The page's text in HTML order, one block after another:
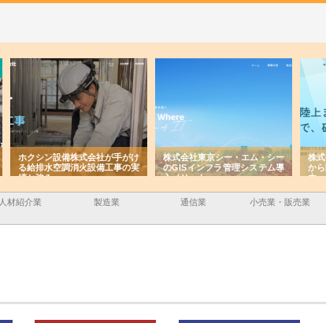
ホクシン設備株式会社が手がけ
る給排水空調消火設備工事の実
績と強み
株式会社東京シー・エム・シー
のGISインフラ管理システム導
入メリット
株
か
由
人材紹介業 製造業 通信業 小売業・販売業